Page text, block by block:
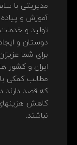
مدیریتی با
آموزش و
تولید و
دوستان و
برای شما
ایران و کشور
مطالب کمکی
که قصد دارند
کاهش هزینهای
نباشند.